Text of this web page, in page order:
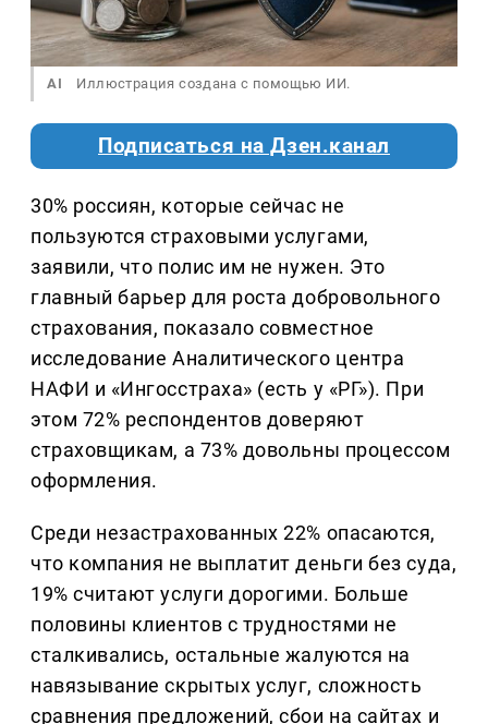
AI Иллюстрация создана с помощью ИИ.
Подписаться на Дзен.канал
30% россиян, которые сейчас не
пользуются страховыми услугами,
заявили, что полис им не нужен. Это
главный барьер для роста добровольного
страхования, показало совместное
исследование Аналитического центра
НАФИ и «Ингосстраха» (есть у «РГ»). При
этом 72% респондентов доверяют
страховщикам, а 73% довольны процессом
оформления.
Среди незастрахованных 22% опасаются,
что компания не выплатит деньги без суда,
19% считают услуги дорогими. Больше
половины клиентов с трудностями не
сталкивались, остальные жалуются на
навязывание скрытых услуг, сложность
сравнения предложений, сбои на сайтах и